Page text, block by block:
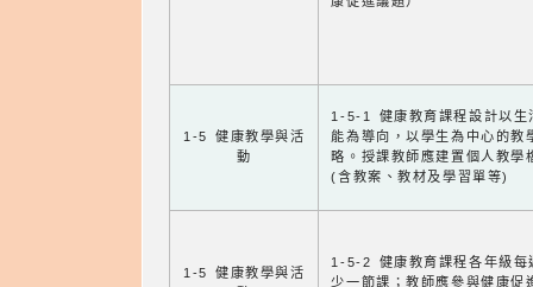
1-5 健康教學與活
動
1-5-1 健康教育課程設計以生
能為導向，以學生為中心的教
略。授課教師應建置個人教學
(含教案、教材及學習單等)
1-5 健康教學與活
1-5-2 健康教育課程各年級每
少一節課；教師應參與健康促